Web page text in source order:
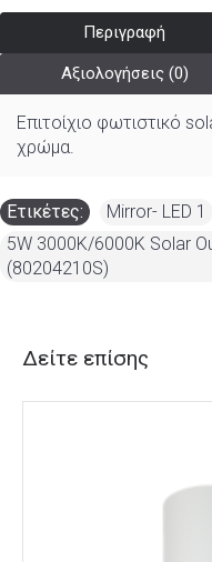
Περιγραφή
Αξιολογήσεις (0)
Επιτοίχιο φωτιστικό
χρώμα.
Ετικέτες: Mirror- LED 1
5W 3000K/6000K Solar
(80204210S)
Δείτε επίσης